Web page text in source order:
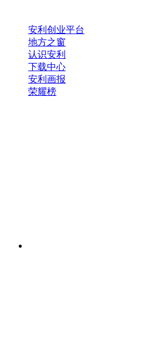
安利创业平台
地方之窗
认识安利
下载中心
安利画报
荣耀榜